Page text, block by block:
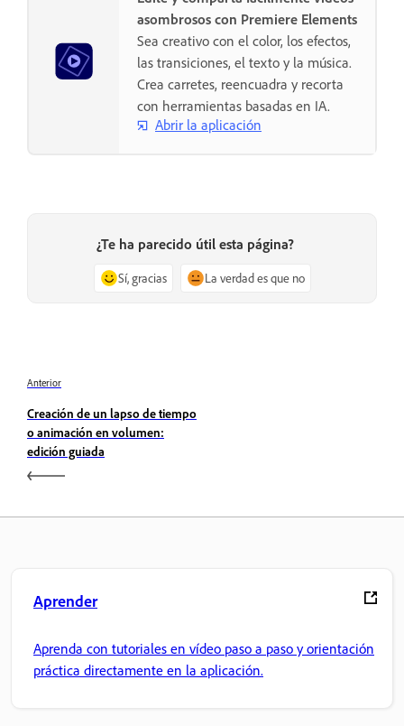
asombrosos con Premiere Elements
Sea creativo con el color, los efectos,
las transiciones, el texto y la música.
Crea carretes, reencuadra y recorta
con herramientas basadas en IA.
Abrir la aplicación
¿Te ha parecido útil esta página?
Sí, gracias La verdad es que no
Anterior
Creación de un lapso de tiempo
o animación en volumen:
edición guiada
Aprender
Aprenda con tutoriales en vídeo paso a paso y orientación
práctica directamente en la aplicación.